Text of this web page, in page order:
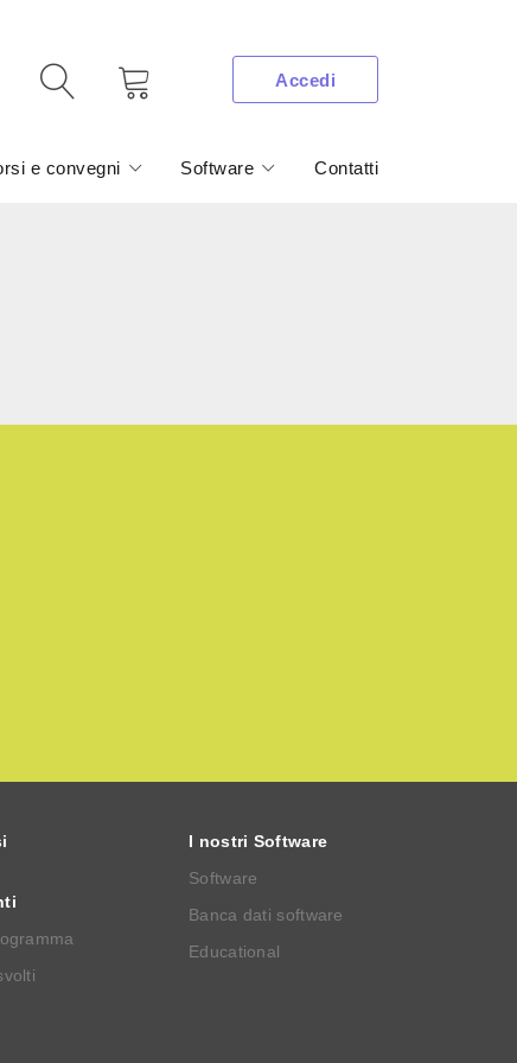
Accedi
e convegni Software Contatti
I nostri Software
Software
Banca dati software
Educational